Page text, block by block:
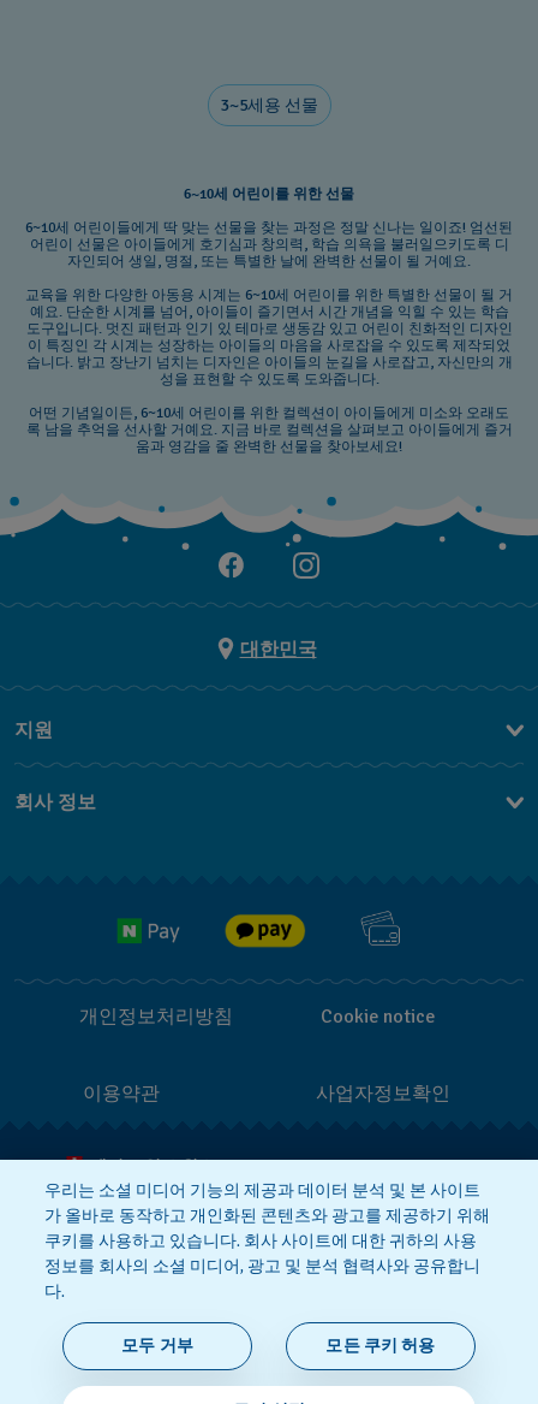
3~5세용 선물
6~10세 어린이를 위한 선물
6~10세 어린이들에게 딱 맞는 선물을 찾는 과정은 정말 신나는 일이죠! 엄선된
어린이 선물은 아이들에게 호기심과 창의력, 학습 의욕을 불러일으키도록 디
자인되어 생일, 명절, 또는 특별한 날에 완벽한 선물이 될 거예요.
교육을 위한 다양한 아동용 시계는 6~10세 어린이를 위한 특별한 선물이 될 거
예요. 단순한 시계를 넘어, 아이들이 즐기면서 시간 개념을 익힐 수 있는 학습
도구입니다. 멋진 패턴과 인기 있 테마로 생동감 있고 어린이 친화적인 디자인
이 특징인 각 시계는 성장하는 아이들의 마음을 사로잡을 수 있도록 제작되었
습니다. 밝고 장난기 넘치는 디자인은 아이들의 눈길을 사로잡고, 자신만의 개
성을 표현할 수 있도록 도와줍니다.
어떤 기념일이든, 6~10세 어린이를 위한 컬렉션이 아이들에게 미소와 오래도
록 남을 추억을 선사할 거예요. 지금 바로 컬렉션을 살펴보고 아이들에게 즐거
움과 영감을 줄 완벽한 선물을 찾아보세요!
대한민국
지원
FAQ
회사 정보
개인정보처리방침 Cookie notice
이용약관 사업자정보확인
상호 : 스와치그룹코리아(주)
대표 : STEPHEN DAMON DE LUCCHI
사업자등록번호: 220-81-01107
주소 : 서울특별시 서대문구 충정로
36, 1,2,10,11층동 | 통신판매신고번호:
2018-서울서대문-0765
문의 :connect@swatch.kr
호스팅서비스사업자:
www.akamai.com
개인정보관리책임자 : 유희용
우리는 소셜 미디어 기능의 제공과 데이터 분석 및 본 사이트
가 올바로 동작하고 개인화된 콘텐츠와 광고를 제공하기 위해
쿠키를 사용하고 있습니다. 회사 사이트에 대한 귀하의 사용
정보를 회사의 소셜 미디어, 광고 및 분석 협력사와 공유합니
다.
모두 거부 모든 쿠키 허용